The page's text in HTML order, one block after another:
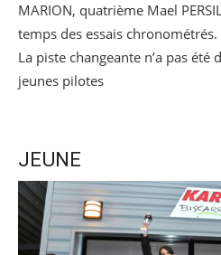
MARION, quatrième Mael
temps des essais chronométrés.
La piste changeante n’a pas
jeunes pilotes
JEUNE